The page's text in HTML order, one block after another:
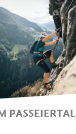
PASSEIERTAL